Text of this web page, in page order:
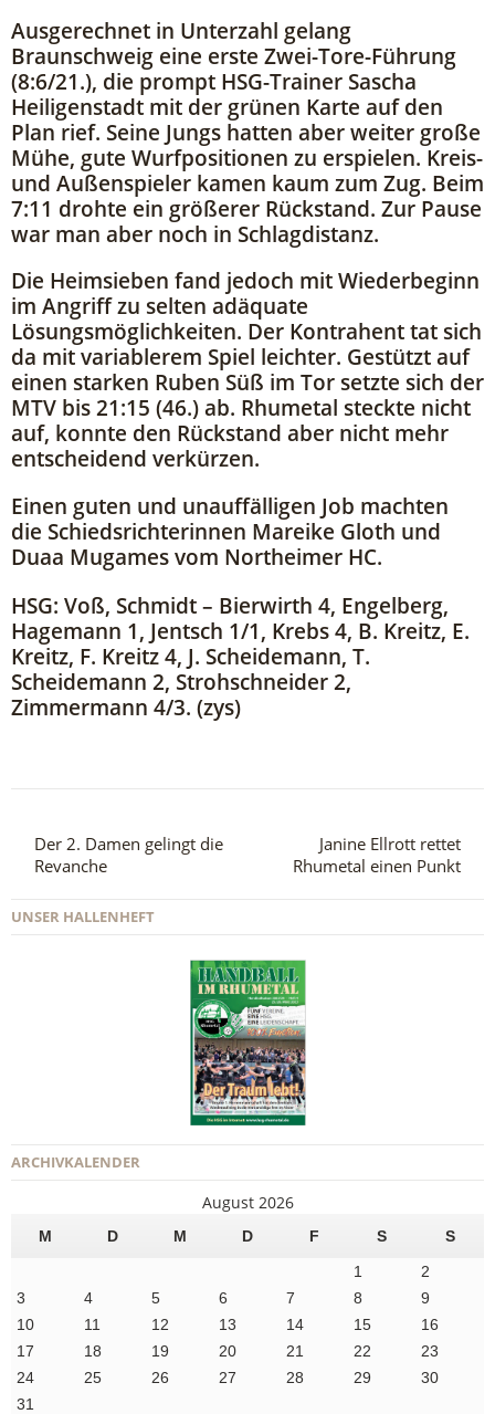
Ausgerechnet in Unterzahl gelang
Braunschweig eine erste Zwei-Tore-Führung
(8:6/21.), die prompt HSG-Trainer Sascha
Heiligenstadt mit der grünen Karte auf den
Plan rief. Seine Jungs hatten aber weiter große
Mühe, gute Wurfpositionen zu erspielen. Kreis-
und Außenspieler kamen kaum zum Zug. Beim
7:11 drohte ein größerer Rückstand. Zur Pause
war man aber noch in Schlagdistanz.
Die Heimsieben fand jedoch mit Wiederbeginn
im Angriff zu selten adäquate
Lösungsmöglichkeiten. Der Kontrahent tat sich
da mit variablerem Spiel leichter. Gestützt auf
einen starken Ruben Süß im Tor setzte sich der
MTV bis 21:15 (46.) ab. Rhumetal steckte nicht
auf, konnte den Rückstand aber nicht mehr
entscheidend verkürzen.
Einen guten und unauffälligen Job machten
die Schiedsrichterinnen Mareike Gloth und
Duaa Mugames vom Northeimer HC.
HSG: Voß, Schmidt – Bierwirth 4, Engelberg,
Hagemann 1, Jentsch 1/1, Krebs 4, B. Kreitz, E.
Kreitz, F. Kreitz 4, J. Scheidemann, T.
Scheidemann 2, Strohschneider 2,
Zimmermann 4/3. (zys)
Der 2. Damen gelingt die
Revanche
Janine Ellrott rettet
Rhumetal einen Punkt
UNSER HALLENHEFT
ARCHIVKALENDER
August 2026
M D M D F S
S
1
2
3
4 5 6 7 8
9
10
11 12 13 14 15
16
17
18 19 20 21 22
23
24
25 26 27 28 29
30
31